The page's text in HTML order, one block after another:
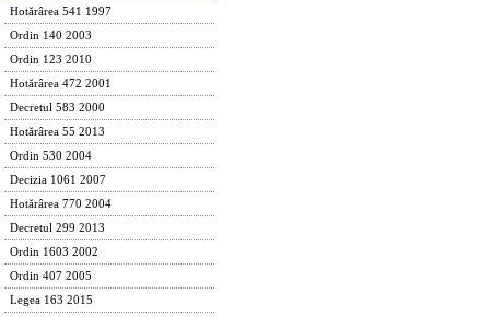
Hotărârea 541 1997
Ordin 140 2003
Ordin 123 2010
Hotărârea 472 2001
Decretul 583 2000
Hotărârea 55 2013
Ordin 530 2004
Decizia 1061 2007
Hotărârea 770 2004
Decretul 299 2013
Ordin 1603 2002
Ordin 407 2005
Legea 163 2015